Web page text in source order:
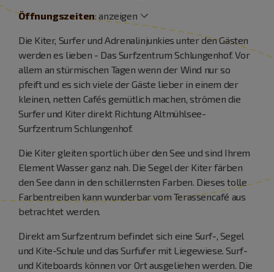
Öffnungszeiten:anzeigen
Die Kiter, Surfer und Adrenalinjunkies unter den Gästen
werden es lieben - Das Surfzentrum Schlungenhof. Vor
allem an stürmischen Tagen wenn der Wind nur so
pfeift und es sich viele der Gäste lieber in einem der
kleinen, netten Cafés gemütlich machen, strömen die
Surfer und Kiter direkt Richtung Altmühlsee-
Surfzentrum Schlungenhof.
Die Kiter gleiten sportlich über den See und sind Ihrem
Element Wasser ganz nah. Die Segel der Kiter färben
den See dann in den schillernsten Farben. Dieses tolle
Farbentreiben kann wunderbar vom Terassencafé aus
betrachtet werden.
Direkt am Surfzentrum befindet sich eine Surf-, Segel
und Kite-Schule und das Surfufer mit Liegewiese. Surf-
und Kiteboards können vor Ort ausgeliehen werden. Die